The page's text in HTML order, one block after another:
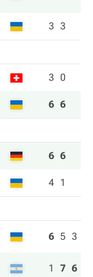
3 3
3 0
6 6
6 6
4 1
6 5 3
1 7 6